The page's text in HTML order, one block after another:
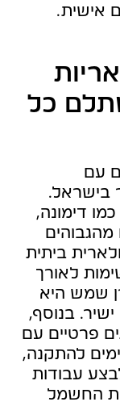
אישית.
כל
עם
בישראל.
דימונה,
ביתית
לאורך
שמש היא
בנוסף,
פרטיים עם
להתקנה,
עבודות
החשמל